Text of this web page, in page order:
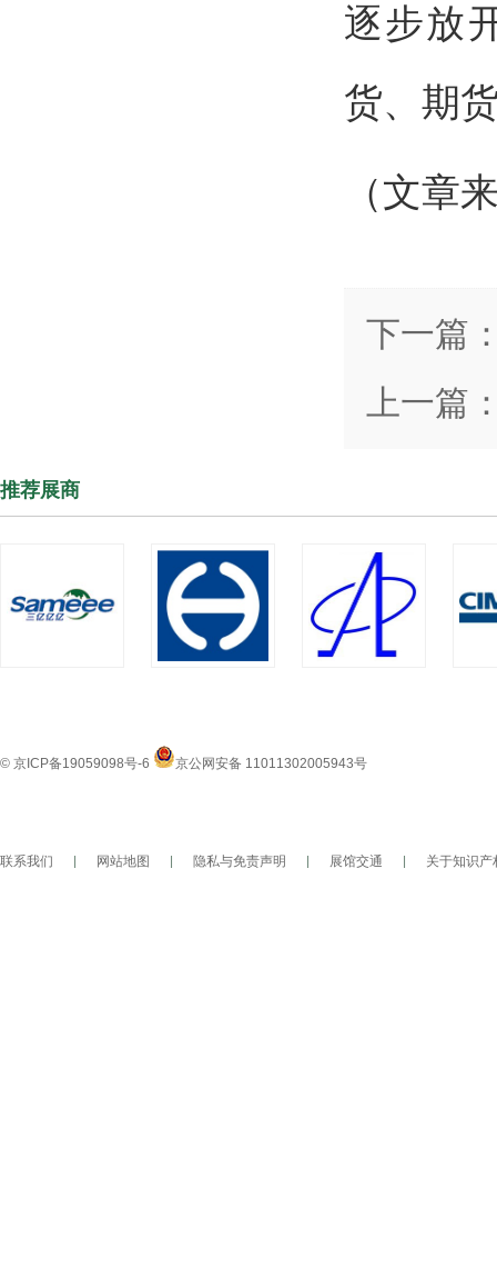
逐步放
货、期
（文章
下一篇
上一篇
推荐展商
© 京ICP备19059098号-6 京公网安备 11011302005943号
联系我们 网站地图 隐私与免责声明 展馆交通 关于知识